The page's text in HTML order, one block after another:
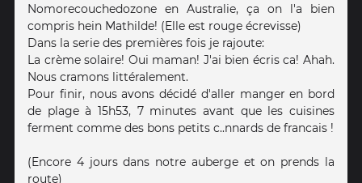
Nomorecouchedozone en Australie, ça on l'a bien
compris hein Mathilde! (Elle est rouge écrevisse)
Dans la serie des premières fois je rajoute:
La crème solaire! Oui maman! J'ai bien écris ca! Ahah.
Nous cramons littéralement.
Pour finir, nous avons décidé d'aller manger en bord
de plage à 15h53, 7 minutes avant que les cuisines
ferment comme des bons petits c..nnards de francais !
(Encore 4 jours dans notre auberge et on prends la
route)